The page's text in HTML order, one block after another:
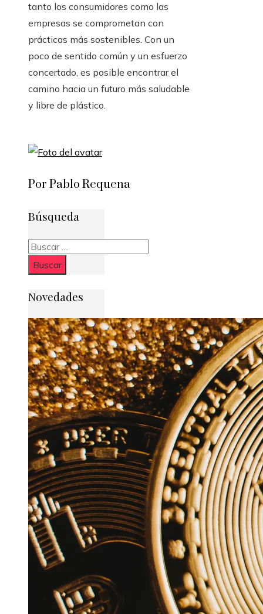
tanto los consumidores como las
empresas se comprometan con
prácticas más sostenibles. Con un
poco de sentido común y un esfuerzo
concertado, es posible encontrar el
camino hacia un futuro más saludable
y libre de plástico.
Por Pablo Requena
Búsqueda
Buscar:
Novedades